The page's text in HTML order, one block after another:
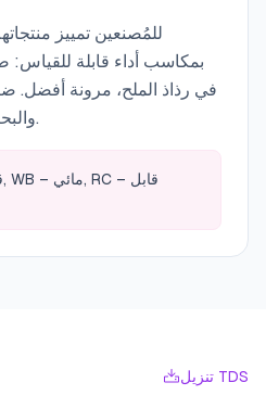
بمكاسب أداء قابلة
في رذاذ الملح، مرونة أفضل.
والبحرية وطلاءات المستهلكين.
تنزيل TDS